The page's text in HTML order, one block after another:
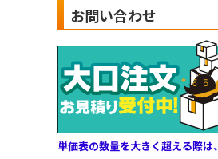
お問い合わせ
単価表の数量を大きく超える際は、